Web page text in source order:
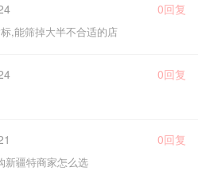
0回复
,能筛掉大半不合适的店
0回复
0回复
新疆特商家怎么选